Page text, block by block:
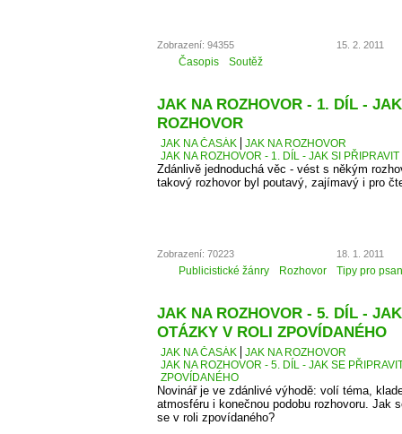
Zobrazení: 94355 15. 2. 2011
Časopis Soutěž
JAK NA ROZHOVOR - 1. DÍL -
ROZHOVOR
JAK NA ČASÁK
JAK NA ROZHOVOR
JAK NA ROZHOVOR - 1. DÍL - JAK SI
Zdánlivě jednoduchá věc - vést s někým
takový rozhovor byl poutavý, zajímavý i pro
Zobrazení: 70223 18. 1. 2011
Publicistické žánry Rozhovor Tipy pro
JAK NA ROZHOVOR - 5. DÍL -
OTÁZKY V ROLI ZPOVÍDANÉHO
JAK NA ČASÁK
JAK NA ROZHOVOR
JAK NA ROZHOVOR - 5. DÍL - JAK SE
ZPOVÍDANÉHO
Novinář je ve zdánlivé výhodě: volí téma,
atmosféru i konečnou podobu rozhovoru. Jak
se v roli zpovídaného?